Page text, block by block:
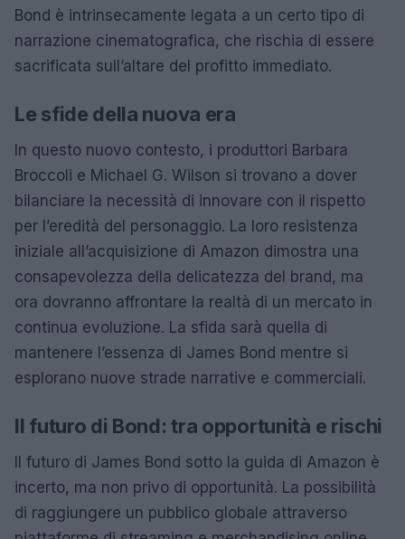
Bond è intrinsecamente legata a un certo tipo di
narrazione cinematografica, che rischia di essere
sacrificata sull’altare del profitto immediato.
Le sfide della nuova era
In questo nuovo contesto, i produttori Barbara
Broccoli e Michael G. Wilson si trovano a dover
bilanciare la necessità di innovare con il rispetto
per l’eredità del personaggio. La loro resistenza
iniziale all’acquisizione di Amazon dimostra una
consapevolezza della delicatezza del brand, ma
ora dovranno affrontare la realtà di un mercato in
continua evoluzione. La sfida sarà quella di
mantenere l’essenza di James Bond mentre si
esplorano nuove strade narrative e commerciali.
Il futuro di Bond: tra opportunità e rischi
Il futuro di James Bond sotto la guida di Amazon è
incerto, ma non privo di opportunità. La possibilità
di raggiungere un pubblico globale attraverso